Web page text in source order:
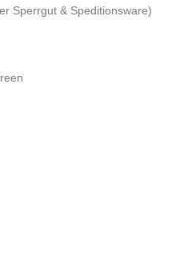
Sperrgut & Speditionsware)